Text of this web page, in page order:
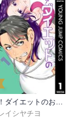
課長！ダイエットのお時間です！
イシヤチヨ